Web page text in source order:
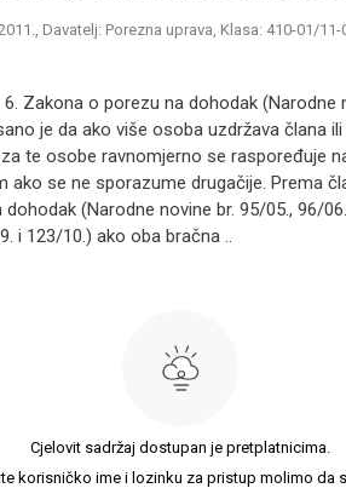
Davatelj: Porezna uprava, Klasa: 410-01/11-
Zakona o porezu na dohodak (Narodne
je da ako više osoba uzdržava člana
te osobe ravnomjerno se raspoređuje
ako se ne sporazume drugačije. Prema
(Narodne novine br. 95/05., 96/
i 123/10.) ako oba bračna ..
Cjelovit sadržaj dostupan je pretplatnicima.
korisničko ime i lozinku za pristup molimo da